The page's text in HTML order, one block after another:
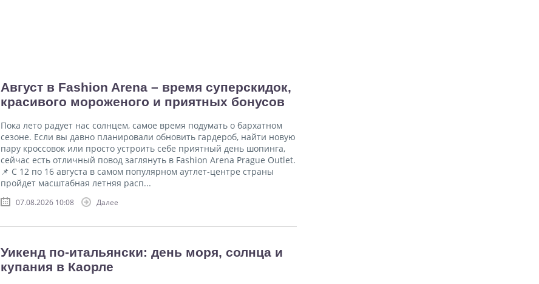
Август в Fashion Arena – время суперскидок,
красивого мороженого и приятных бонусов
Пока лето радует нас солнцем, самое время подумать о бархатном
сезоне. Если вы давно планировали обновить гардероб, найти новую
пару кроссовок или просто устроить себе приятный день шопинга,
сейчас есть отличный повод заглянуть в Fashion Arena Prague Outlet.
📌 С 12 по 16 августа в самом популярном аутлет-центре страны
пройдет масштабная летняя расп...
07.08.2026 10:08 Далее
Уикенд по-итальянски: день моря, солнца и
купания в Каорле